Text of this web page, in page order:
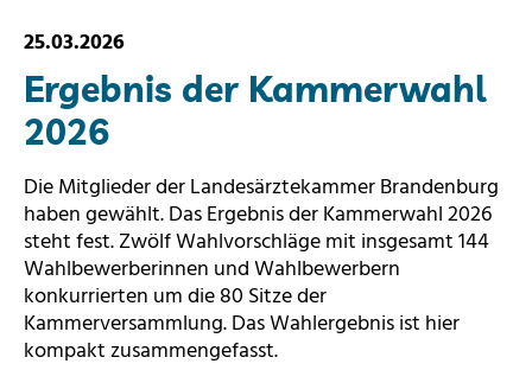
25.03.2026
Ergebnis der Kammerwahl
2026
Die Mitglieder der Landesärztekammer Brandenburg
haben gewählt. Das Ergebnis der Kammerwahl 2026
steht fest. Zwölf Wahlvorschläge mit insgesamt 144
Wahlbewerberinnen und Wahlbewerbern
konkurrierten um die 80 Sitze der
Kammerversammlung. Das Wahlergebnis ist hier
kompakt zusammengefasst.